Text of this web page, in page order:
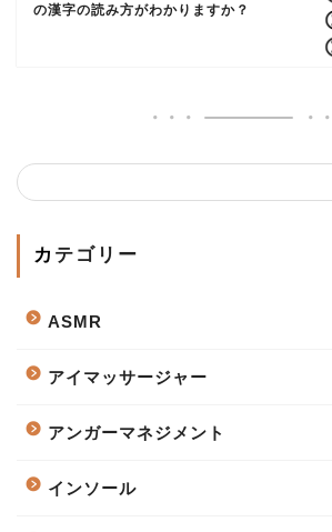
の漢字の読み方がわかりますか？
カテゴリー
ASMR
アイマッサージャー
アンガーマネジメント
インソール